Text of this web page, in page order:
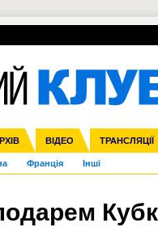
ВІДЕО ТРАНСЛЯЦІЇ
Друга ліга Кубок України
Ліга націй Ліга
Франція Інші
конфедерацій ЧЄ-2015 (U-
УПЛ-ПЕРЕХОДИ